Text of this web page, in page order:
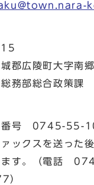
郡広陵町大字南
総務部総合政策課
番号 0745-55-
ァックスを送った
ます。（電話
）